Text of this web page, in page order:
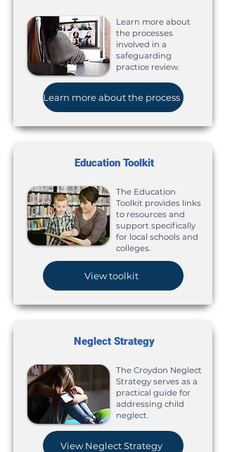
Learn more about
the processes
involved in a
safeguarding
practice review.
Learn more about the process
Education Toolkit
The Education
Toolkit provides links
to resources and
support specifically
for local schools and
colleges.
View toolkit
Neglect Strategy
The Croydon Neglect
Strategy serves as a
practical guide for
addressing child
neglect.
View Neglect Strategy